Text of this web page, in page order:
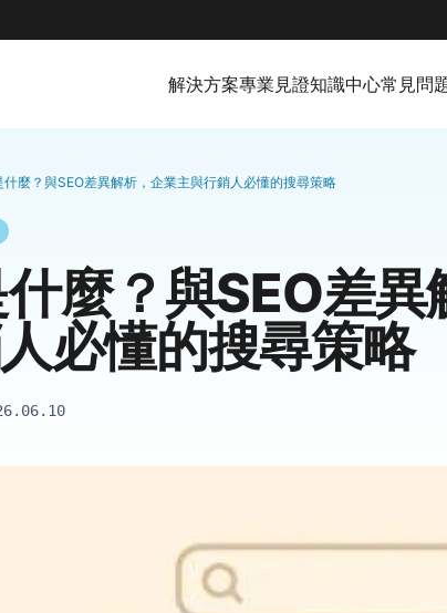
解決方案專業見證知識中心常見問
什麼？與SEO差異解析，企業主與行銷人必懂的搜尋策略
麼？與SEO差異
必懂的搜尋策略